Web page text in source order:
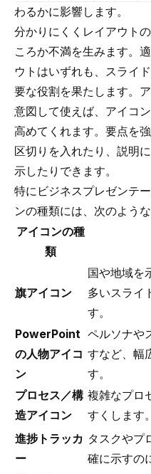
わるかに影響します。
分かりにくくレイアウト
ころか不満を生みます。適
ウト はいずれも、スライ
要な役割を果たします。
意図して使えば、アイコ
高めてくれます。要点を
区切りを入れたり、説明
示したりできます。
特にビジネスプレゼンテ
ンの種類には、次のよう
アイコンの種
類
旗アイコン
国や地域を
多いスライ
す。
PowerPoint
の人物アイコ
ン
ペルソナや
すなど、幅
す。
プロセス／構
造アイコン
複雑なプロ
すくします。
進捗トラッカ
ー
タスクやプ
確に示すの